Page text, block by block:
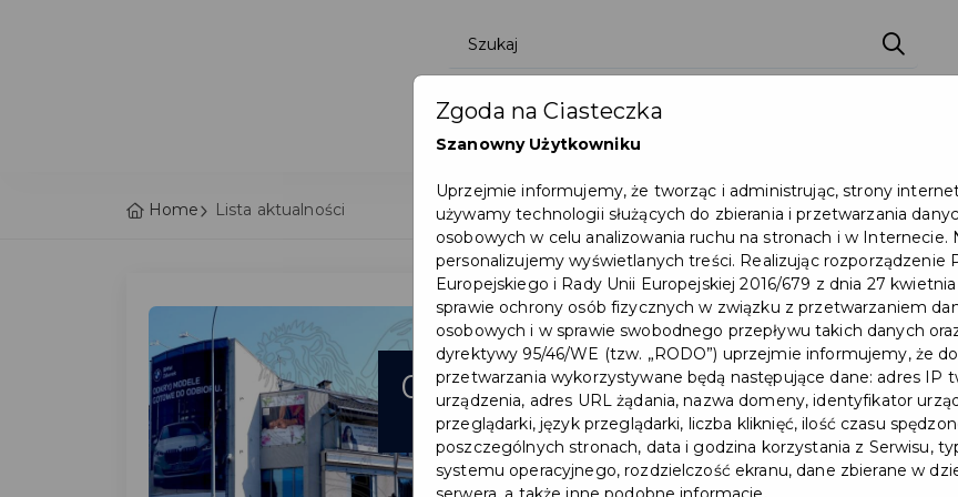
Home Lista aktualności
06
Na jakim etapie jest
wdrożenie Uchwały
Krajobrazowej w Pruszczu
Gdańskim?
Zgoda na Ciasteczka
Szanowny Użytkowniku
Uprzejmie informujemy, że tworząc i administrując, strony
używamy technologii służących do zbierania i przetwarzania
osobowych w celu analizowania ruchu na stronach i w Internecie.
personalizujemy wyświetlanych treści. Realizując rozporządzenie
Europejskiego i Rady Unii Europejskiej 2016/679 z dnia 27 kwietnia
sprawie ochrony osób fizycznych w związku z przetwarzaniem
osobowych i w sprawie swobodnego przepływu takich danych
dyrektywy 95/46/WE (tzw. „RODO”) uprzejmie informujemy, że do
przetwarzania wykorzystywane będą następujące dane: adres IP
urządzenia, adres URL żądania, nazwa domeny, identyfikator
przeglądarki, język przeglądarki, liczba kliknięć, ilość czasu
poszczególnych stronach, data i godzina korzystania z Serwisu,
systemu operacyjnego, rozdzielczość ekranu, dane zbierane w